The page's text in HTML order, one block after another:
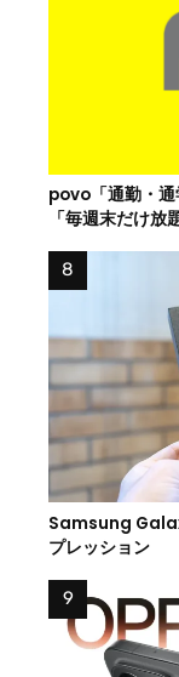
povo「通勤・通
「毎週末だけ放
Samsung
プレッション